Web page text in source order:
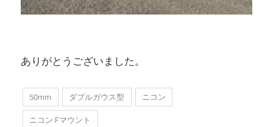
ありがとうございました。
50mm ダブルガウス型
ニコン
ニコン Fマウント